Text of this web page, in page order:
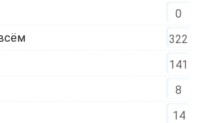
0
322
141
8
14